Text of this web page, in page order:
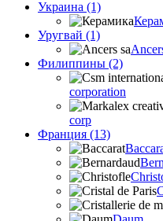
Украина (1)
Уругвай (1)
Филиппины (2)
corporation
corp
Франция (13)